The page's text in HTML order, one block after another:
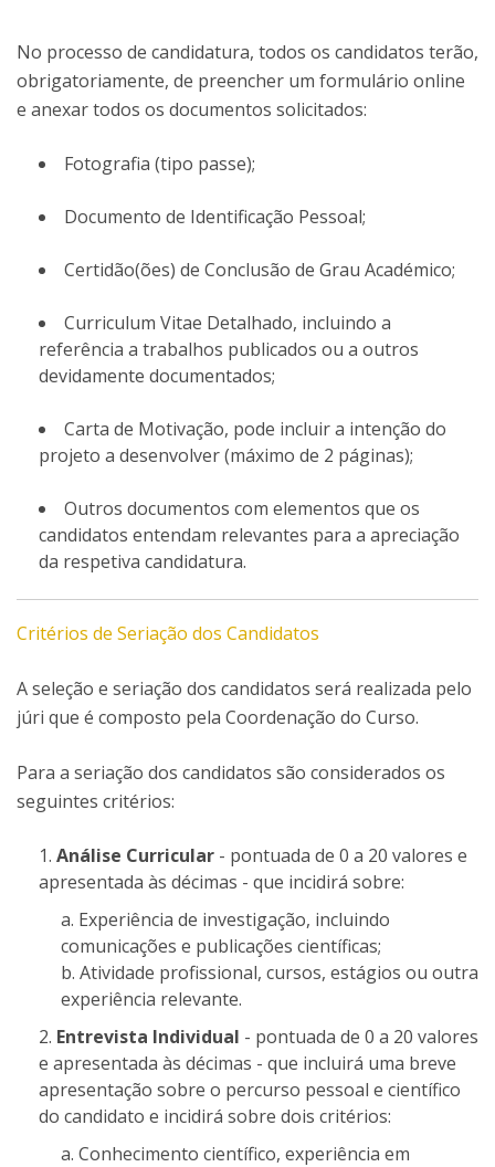
No processo de candidatura, todos os candidatos terão,
obrigatoriamente, de preencher um formulário online
e anexar todos os documentos solicitados:
Fotografia (tipo passe);
Documento de Identificação Pessoal;
Certidão(ões) de Conclusão de Grau Académico;
Curriculum Vitae Detalhado, incluindo a
referência a trabalhos publicados ou a outros
devidamente documentados;
Carta de Motivação, pode incluir a intenção do
projeto a desenvolver (máximo de 2 páginas);
Outros documentos com elementos que os
candidatos entendam relevantes para a apreciação
da respetiva candidatura.
Critérios de Seriação dos Candidatos
A seleção e seriação dos candidatos será realizada pelo
júri que é composto pela Coordenação do Curso.
Para a seriação dos candidatos são considerados os
seguintes critérios:
Análise Curricular - pontuada de 0 a 20 valores e
apresentada às décimas - que incidirá sobre:
Experiência de investigação, incluindo
comunicações e publicações científicas;
Atividade profissional, cursos, estágios ou outra
experiência relevante.
Entrevista Individual - pontuada de 0 a 20 valores
e apresentada às décimas - que incluirá uma breve
apresentação sobre o percurso pessoal e científico
do candidato e incidirá sobre dois critérios:
Conhecimento científico, experiência em